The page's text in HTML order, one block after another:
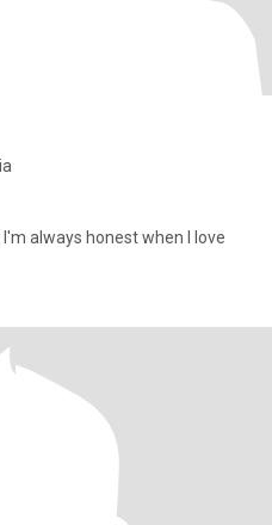
always honest when I love